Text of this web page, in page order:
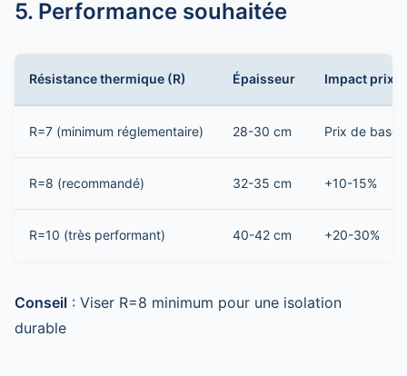
5. Performance souhaitée
Résistance thermique (R) Épaisseur Impact prix
R=7 (minimum réglementaire) 28-30 cm Prix de base
R=8 (recommandé) 32-35 cm +10-15%
R=10 (très performant) 40-42 cm +20-30%
Conseil : Viser R=8 minimum pour une isolation
durable